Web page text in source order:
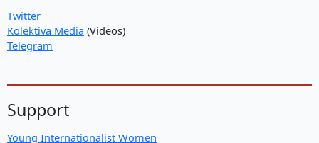
Twitter
Kolektiva Media (Videos)
Telegram
Support
Young Internationalist Women